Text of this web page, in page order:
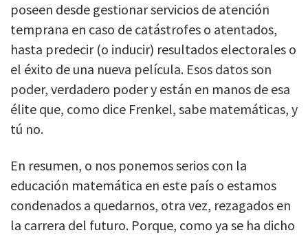
poseen desde gestionar servicios de atención
temprana en caso de catástrofes o atentados,
hasta predecir (o inducir) resultados electorales o
el éxito de una nueva película. Esos datos son
poder, verdadero poder y están en manos de esa
élite que, como dice Frenkel, sabe matemáticas, y
tú no.
En resumen, o nos ponemos serios con la
educación matemática en este país o estamos
condenados a quedarnos, otra vez, rezagados en
la carrera del futuro. Porque, como ya se ha dicho